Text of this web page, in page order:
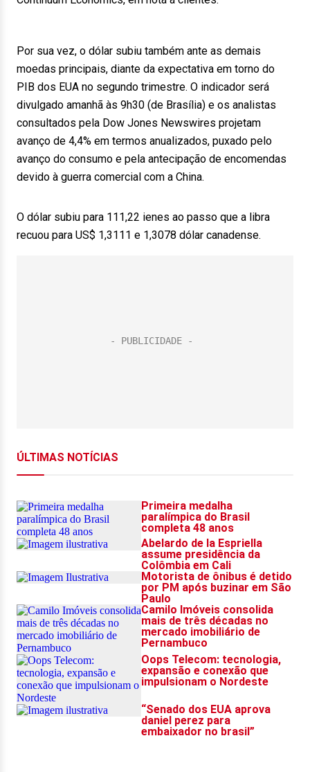
Por sua vez, o dólar subiu também ante as demais
moedas principais, diante da expectativa em torno do
PIB dos EUA no segundo trimestre. O indicador será
divulgado amanhã às 9h30 (de Brasília) e os analistas
consultados pela Dow Jones Newswires projetam
avanço de 4,4% em termos anualizados, puxado pelo
avanço do consumo e pela antecipação de encomendas
devido à guerra comercial com a China.
O dólar subiu para 111,22 ienes ao passo que a libra
recuou para US$ 1,3111 e 1,3078 dólar canadense.